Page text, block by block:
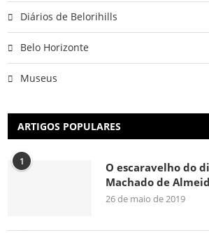
Diários de Belorihills
Belo Horizonte
Museus
ARTIGOS POPULARES
1
O escaravelho do
Machado de
26 de maio de 2019